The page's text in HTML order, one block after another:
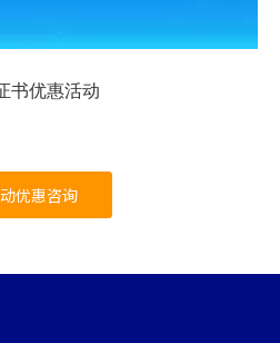
书优惠活动
优惠咨询